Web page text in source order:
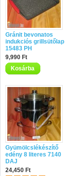
Gránit bevonatos
indukciós grillsütőlap
15483 PH
9,990 Ft
Kosárba
Gyümölcslékészítő
edény 8 literes 7140
DAJ
24,450 Ft